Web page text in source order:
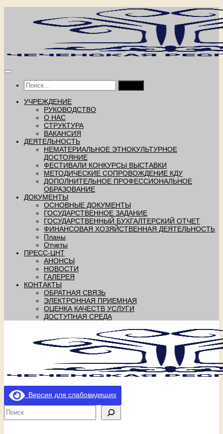
содержимому
Найти:
УЧРЕЖДЕНИЕ
РУКОВОДСТВО
О НАС
СТРУКТУРА
ВАКАНСИЯ
ДЕЯТЕЛЬНОСТЬ
НЕМАТЕРИАЛЬНОЕ ЭТНОКУЛЬТУРНОЕ
ДОСТОЯНИЕ
ФЕСТИВАЛИ КОНКУРСЫ ВЫСТАВКИ
МЕТОДИЧЕСКИЕ СОПРОВОЖДЕНИЕ КДУ
ДОПОЛНИТЕЛЬНОЕ ПРОФЕССИОНАЛЬНОЕ
ОБРАЗОВАНИЕ
ДОКУМЕНТЫ
ОСНОВНЫЕ ДОКУМЕНТЫ
ГОСУДАРСТВЕННОЕ ЗАДАНИЕ
ГОСУДАРСТВЕННЫЙ БУХГАЛТЕРСКИЙ ОТЧЕТ
ФИНАНСОВАЯ ХОЗЯЙСТВЕННАЯ ДЕЯТЕЛЬНОСТЬ
Планы
Отчеты
ПРЕСС-ЦНТ
АНОНСЫ
НОВОСТИ
ГАЛЕРЕЯ
КОНТАКТЫ
ОБРАТНАЯ СВЯЗЬ
ЭЛЕКТРОННАЯ ПРИЕМНАЯ
ОЦЕНКА КАЧЕСТВ УСЛУГИ
ДОСТУПНАЯ СРЕДА
Версия для слабовидящих